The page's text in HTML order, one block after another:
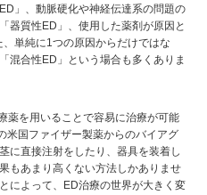
」、動脈硬化や神経伝達系の問題の
器質性ED」、使用した薬剤が原因と
単純に1つの原因からだけではな
混合性ED」という場合も多くありま
薬を用いることで容易に治療が可能
米国ファイザー製薬からのバイアグ
に直接注射をしたり、器具を装着し
もあまり高くない方法しかありませ
によって、ED治療の世界が大きく変